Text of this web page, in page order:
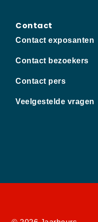
Contact
Contact exposanten
Contact bezoekers
Contact pers
Veelgestelde vragen